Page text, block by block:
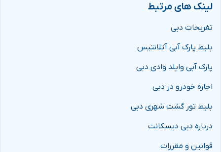
لینک های مرتبط
تفریحات دبی
بلیط پارک آبی آتلانتیس
پارک آبی وایلد وادی دبی
اجاره خودرو در دبی
بلیط تور گشت شهری دبی
درباره دبی دیسکانت
قوانین و مقررات